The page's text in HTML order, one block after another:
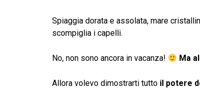
Spiaggia dorata e assolata, mare
scompiglia i capelli.
No, non sono ancora in vacanza! Ma
Allora volevo dimostrarti tutto il potere